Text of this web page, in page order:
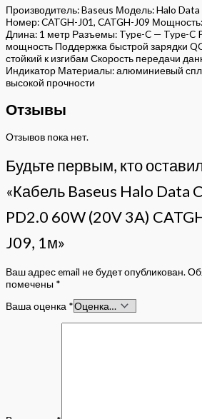
Производитель: Baseus Модель: Halo Data
Номер: CATGH-J01, CATGH-J09
Длина: 1 метр Разъемы: Type-C — Type-C
мощность Поддержка быстрой зарядки
стойкий к изгибам Скорость передачи
Индикатор Материалы: алюминиевый
высокой прочности
Отзывы
Отзывов пока нет.
Будьте первым, кто
«Кабель Baseus Halo Data
PD2.0 60W (20V 3A)
J09, 1м»
Ваш адрес email не будет опубликован.
помечены *
Ваша оценка *